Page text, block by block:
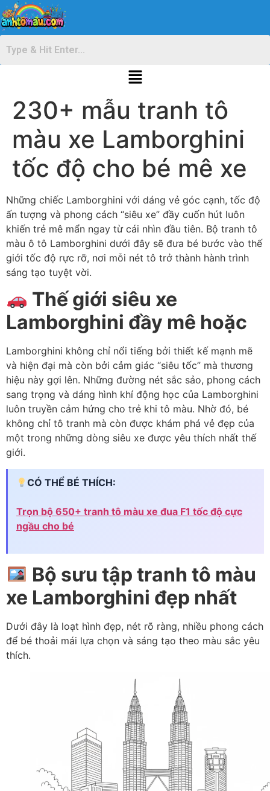
230+ mẫu tranh tô
màu xe Lamborghini
tốc độ cho bé mê xe
Những chiếc Lamborghini với dáng vẻ góc cạnh, tốc độ
ấn tượng và phong cách “siêu xe” đầy cuốn hút luôn
khiến trẻ mê mẩn ngay từ cái nhìn đầu tiên. Bộ tranh tô
màu ô tô Lamborghini dưới đây sẽ đưa bé bước vào thế
giới tốc độ rực rỡ, nơi mỗi nét tô trở thành hành trình
sáng tạo tuyệt vời.
Thế giới siêu xe
Lamborghini đầy mê hoặc
Lamborghini không chỉ nổi tiếng bởi thiết kế mạnh mẽ
và hiện đại mà còn bởi cảm giác “siêu tốc” mà thương
hiệu này gợi lên. Những đường nét sắc sảo, phong cách
sang trọng và dáng hình khí động học của Lamborghini
luôn truyền cảm hứng cho trẻ khi tô màu. Nhờ đó, bé
không chỉ tô tranh mà còn được khám phá vẻ đẹp của
một trong những dòng siêu xe được yêu thích nhất thế
giới.
CÓ THỂ BÉ THÍCH:
Trọn bộ 650+ tranh tô màu xe đua F1 tốc độ cực
ngầu cho bé
Bộ sưu tập tranh tô màu
xe Lamborghini đẹp nhất
Dưới đây là loạt hình đẹp, nét rõ ràng, nhiều phong cách
để bé thoải mái lựa chọn và sáng tạo theo màu sắc yêu
thích.